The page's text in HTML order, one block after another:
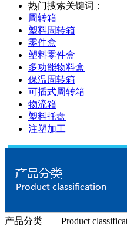
热门搜索关键词：
周转箱
塑料周转箱
零件盒
塑料零件盒
多功能物料盒
保温周转箱
可插式周转箱
物流箱
塑料托盘
注塑加工
产品分类 Product